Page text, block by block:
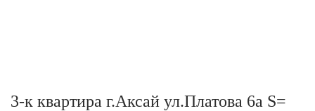
3-к квартира г.Аксай ул.Платова 6а S=